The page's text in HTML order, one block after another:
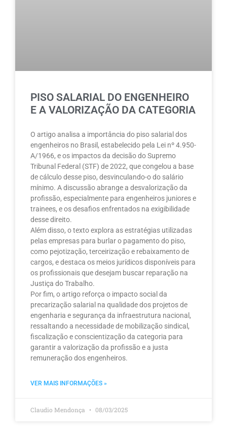
PISO SALARIAL DO ENGENHEIRO
E A VALORIZAÇÃO DA CATEGORIA
O artigo analisa a importância do piso salarial dos
engenheiros no Brasil, estabelecido pela Lei nº 4.950-
A/1966, e os impactos da decisão do Supremo
Tribunal Federal (STF) de 2022, que congelou a base
de cálculo desse piso, desvinculando-o do salário
mínimo. A discussão abrange a desvalorização da
profissão, especialmente para engenheiros juniores e
trainees, e os desafios enfrentados na exigibilidade
desse direito.
Além disso, o texto explora as estratégias utilizadas
pelas empresas para burlar o pagamento do piso,
como pejotização, terceirização e rebaixamento de
cargos, e destaca os meios jurídicos disponíveis para
os profissionais que desejam buscar reparação na
Justiça do Trabalho.
Por fim, o artigo reforça o impacto social da
precarização salarial na qualidade dos projetos de
engenharia e segurança da infraestrutura nacional,
ressaltando a necessidade de mobilização sindical,
fiscalização e conscientização da categoria para
garantir a valorização da profissão e a justa
remuneração dos engenheiros.
VER MAIS INFORMAÇÕES »
Claudio Mendonça 08/03/2025